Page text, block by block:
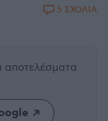
5 ΣΧΟΛΙΑ
αποτελέσματα